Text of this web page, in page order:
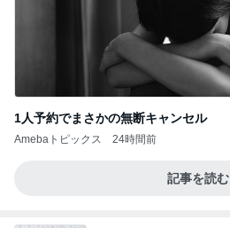
1人予約でまさかの無断キャンセル
Amebaトピックス 24時間前
記事を読む